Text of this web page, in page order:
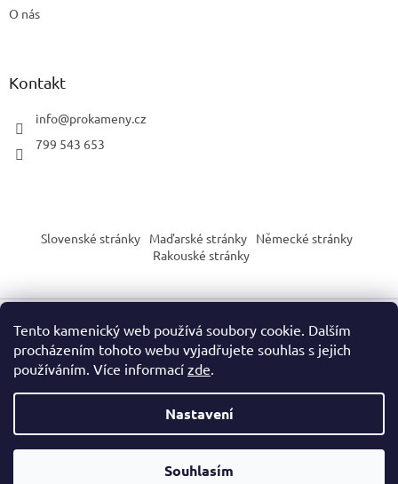
Tento kamenický web používá soubory cookie. Dalším
procházením tohoto webu vyjadřujete souhlas s jejich
používáním. Více informací zde.
Nastavení
Souhlasím
O nás
Kontakt
info@prokameny.cz
799 543 653
Slovenské stránky Maďarské stránky
Německé stránky
Rakouské stránky
Vytvořil Shoptet
Copyright 2026PROkameny.cz. Všechna práva vyhrazena.
Upozornění dle nařízení EU o bezpečnosti výrobků (GPSR):
dekorační účely. Nejsou určeny jako hračka ani pro děti do 3 let.